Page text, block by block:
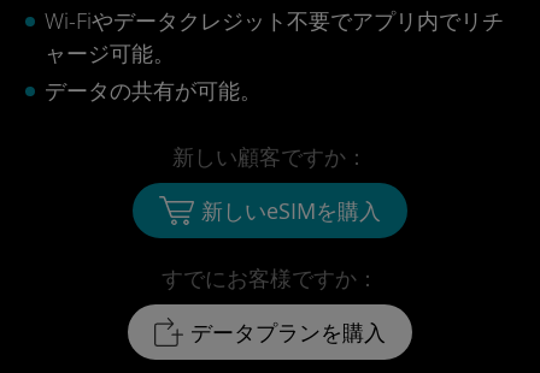
Wi-Fiやデータクレジット不要でアプリ内でリチ
ャージ可能。
データの共有が可能。
すでにお客様ですか：
データプランを購入
新しい顧客ですか：
新しいeSIMを購入